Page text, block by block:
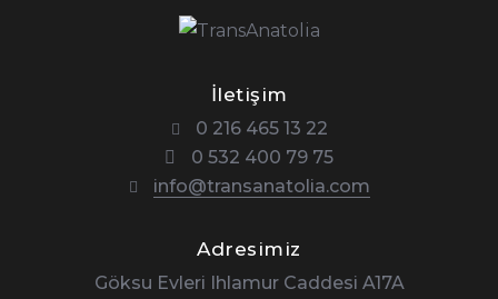
İletişim
0 216 465 13 22
0 532 400 79 75
info@transanatolia.com
Adresimiz
Göksu Evleri Ihlamur Caddesi A17A